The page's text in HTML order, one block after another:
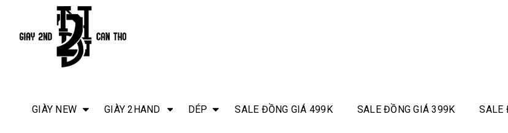
GIÀY NEW GIÀY 2HAND DÉP SALE ĐỒNG GIÁ 499K SALE ĐỒNG GIÁ 399K SALE